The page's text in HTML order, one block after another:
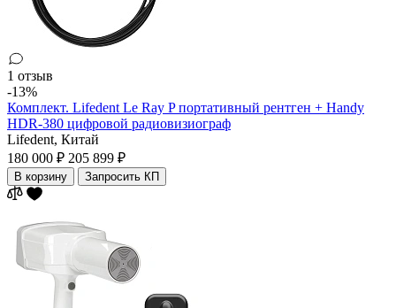
1 отзыв
-13%
Комплект. Lifedent Le Ray P портативный рентген + Handy
HDR-380 цифровой радиовизиограф
Lifedent, Китай
180 000 ₽ 205 899 ₽
В корзину Запросить КП